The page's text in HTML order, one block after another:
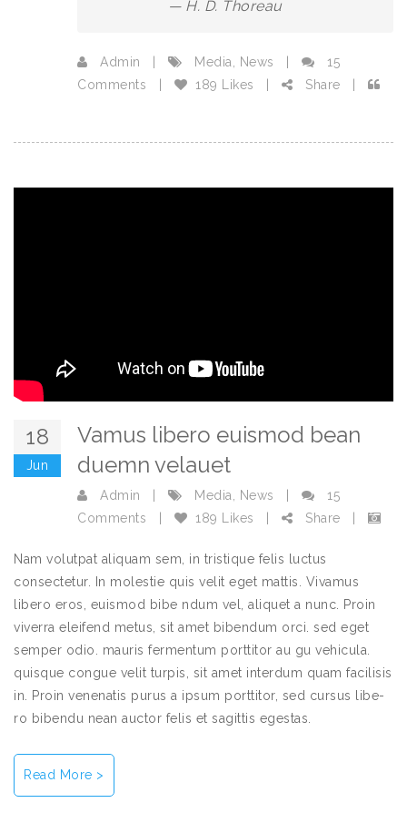
H. D. Thoreau
Admin Media News
15
Comments
189 Likes Share
18
Jun
Vamus libero euismod bean
duemn velauet
Admin Media, News
15
Comments
189 Likes Share
Nam volutpat aliquam sem, in tristique felis luctus
consectetur. In molestie quis velit eget mattis. Vivamus
libero eros, euismod bibe ndum vel, aliquet a nunc. Proin
viverra eleifend metus, sit amet bibendum orci. sed eget
semper odio. mauris fermentum porttitor au gu vehicula.
quisque congue velit turpis, sit amet interdum quam facilisis
in. Proin venenatis purus a ipsum porttitor, sed cursus libe-
ro bibendu nean auctor felis et sagittis egestas.
Read More >